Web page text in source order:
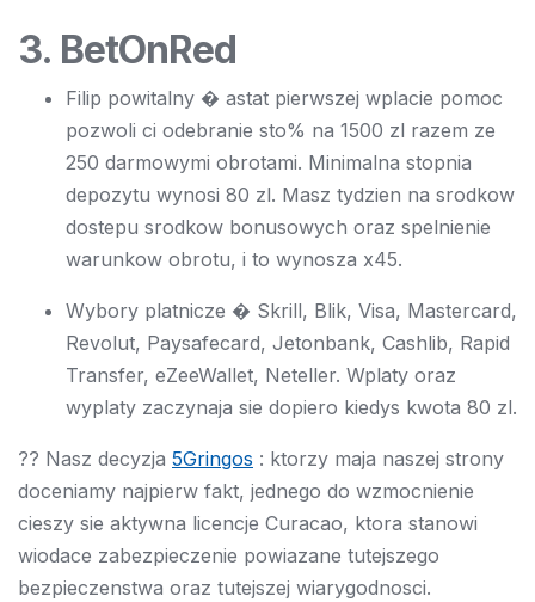
3. BetOnRed
Filip powitalny � astat pierwszej wplacie pomoc
pozwoli ci odebranie sto% na 1500 zl razem ze
250 darmowymi obrotami. Minimalna stopnia
depozytu wynosi 80 zl. Masz tydzien na srodkow
dostepu srodkow bonusowych oraz spelnienie
warunkow obrotu, i to wynosza x45.
Wybory platnicze � Skrill, Blik, Visa, Mastercard,
Revolut, Paysafecard, Jetonbank, Cashlib, Rapid
Transfer, eZeeWallet, Neteller. Wplaty oraz
wyplaty zaczynaja sie dopiero kiedys kwota 80 zl.
?? Nasz decyzja 5Gringos : ktorzy maja naszej strony
doceniamy najpierw fakt, jednego do wzmocnienie
cieszy sie aktywna licencje Curacao, ktora stanowi
wiodace zabezpieczenie powiazane tutejszego
bezpieczenstwa oraz tutejszej wiarygodnosci.